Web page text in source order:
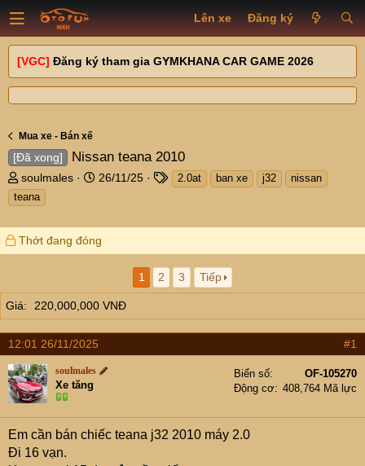
Lên xe Đăng ký
[VGC] Đăng ký tham gia GYMKHANA CAR GAME 2026
Mua xe - Bán xế
[Đã xong] Nissan teana 2010
T
h
r
a
d
a
r
t
e
r
soulmales
N
g
ử
26/11/25
T 2.0at ban xe j32
nissan
teana
Thớt đang đóng
1 2 3 Tiếp
Giá 220,000,000 VNĐ
12:01 26/11/2025 #1
soulmales
Xe tăng
Biển số
OF-105270
Động cơ
408,764 Mã lực
Em cần bán chiếc teana j32 2010 máy 2.0
Đi 16 vạn.